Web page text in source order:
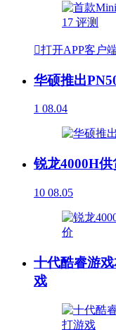
打开APP客户
华硕推出
1 08.04
锐龙4000H
10 08.05
十代酷睿游
戏